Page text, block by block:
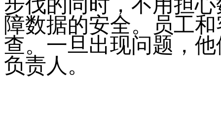
障数据的安全。员工
查。一旦出现问题，
负责人。